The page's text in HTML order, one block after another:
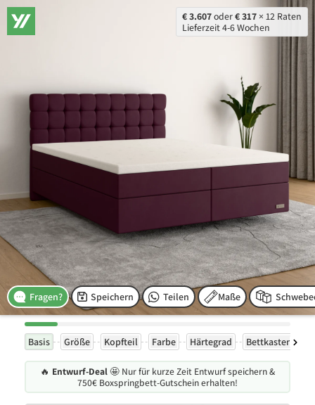
€ 3.607oder€ 317 × 12 Raten
Lieferzeit 4-6 Wochen
Fragen? Maße
Speichern Teilen
Basis Größe Kopfteil Farbe Härtegrad Bettkasten
🔥 Entwurf-Deal🤩 Nur für kurze Zeit Entwurf speichern &
750€ Boxspringbett-Gutschein erhalten!